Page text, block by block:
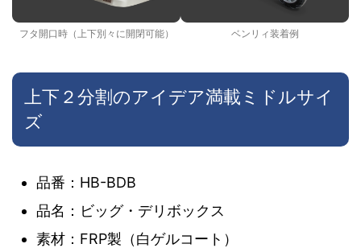
フタ開口時（上下別々に開閉可能） ベンリィ装着例
上下２分割のアイデア満載ミドルサイ
ズ
品番：HB-BDB
品名：ビッグ・デリボックス
素材：FRP製（白ゲルコート）